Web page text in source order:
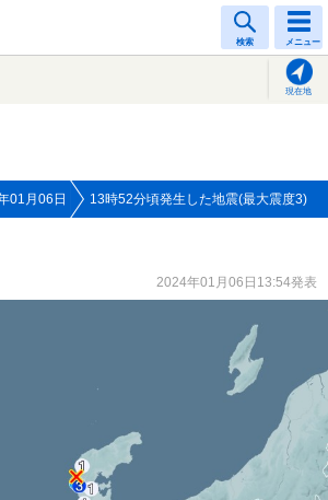
検索 メニュー
現在地
01月06日 13時52分頃発生した地震(最大震度3)
2024年01月06日13:54発表